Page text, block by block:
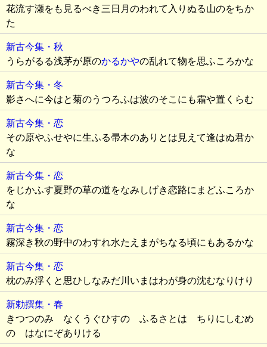
花流す瀬をも見るべき三日月のわれて入りぬる山のをちか
た
新古今集・秋
うらがるる浅茅が原のかるかやの乱れて物を思ふころかな
新古今集・冬
影さへに今はと菊のうつろふは波のそこにも霜や置くらむ
新古今集・恋
その原やふせやに生ふる帚木のありとは見えて逢はぬ君か
な
新古今集・恋
をじかふす夏野の草の道をなみしげき恋路にまどふころか
な
新古今集・恋
霧深き秋の野中のわすれ水たえまがちなる頃にもあるかな
新古今集・恋
枕のみ浮くと思ひしなみだ川いまはわが身の沈むなりけり
新勅撰集・春
きつつのみ なくうぐひすの ふるさとは ちりにしむめ
の はなにぞありける